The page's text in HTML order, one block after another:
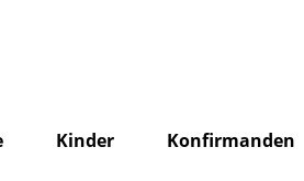
Kinder Konfirmanden